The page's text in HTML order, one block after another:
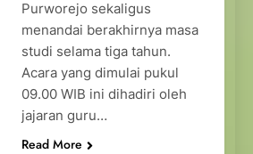
Purworejo sekaligus
menandai berakhirnya masa
studi selama tiga tahun.
Acara yang dimulai pukul
09.00 WIB ini dihadiri oleh
jajaran guru…
Read More